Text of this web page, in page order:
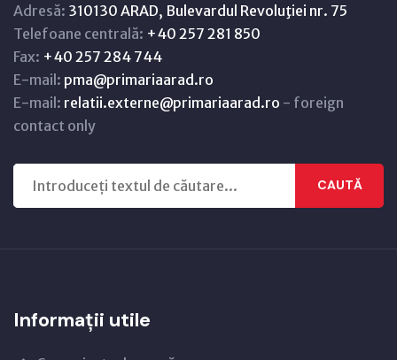
Adresă: 310130 ARAD, Bulevardul Revoluţiei nr. 75
Telefoane centrală: +40 257 281 850
Fax: +40 257 284 744
E-mail: pma@primariaarad.ro
E-mail: relatii.externe@primariaarad.ro - foreign
contact only
CAUTĂ
Informații utile